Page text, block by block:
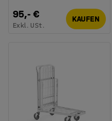
95,- €
Exkl. USt.
KAUFEN